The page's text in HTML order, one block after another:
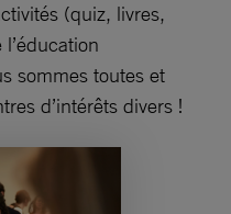
(quiz, livres,
sommes toutes et
d’intérêts divers !